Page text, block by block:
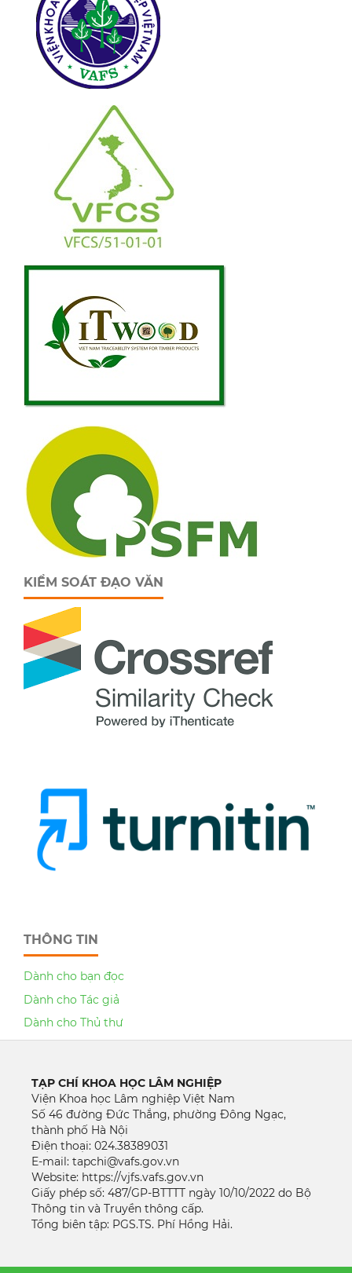
KIỂM SOÁT ĐẠO VĂN
THÔNG TIN
Dành cho bạn đọc
Dành cho Tác giả
Dành cho Thủ thư
TẠP CHÍ KHOA HỌC LÂM NGHIỆP
Viện Khoa học Lâm nghiệp Việt Nam
Số 46 đường Đức Thắng, phường Đông Ngạc,
thành phố Hà Nội
Điện thoại: 024.38389031
E-mail: tapchi@vafs.gov.vn
Website: https://vjfs.vafs.gov.vn
Giấy phép số: 487/GP-BTTTT ngày 10/10/2022 do Bộ
Thông tin và Truyền thông cấp.
Tổng biên tập: PGS.TS. Phí Hồng Hải.